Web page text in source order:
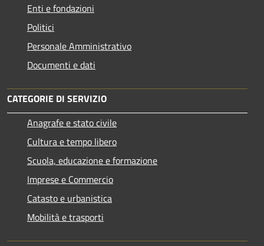
Enti e fondazioni
Politici
Personale Amministrativo
Documenti e dati
CATEGORIE DI SERVIZIO
Anagrafe e stato civile
Cultura e tempo libero
Scuola, educazione e formazione
Imprese e Commercio
Catasto e urbanistica
Mobilità e trasporti